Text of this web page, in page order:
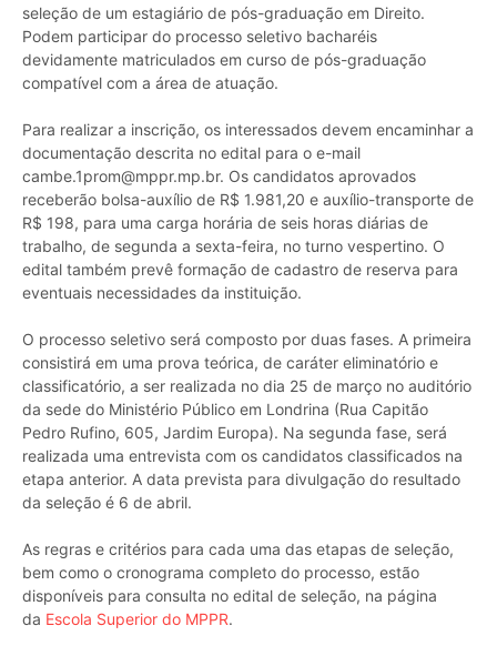
seleção de um estagiário de pós-graduação em Direito.
Podem participar do processo seletivo bacharéis
devidamente matriculados em curso de pós-graduação
compatível com a área de atuação.
Para realizar a inscrição, os interessados devem encaminhar a
documentação descrita no edital para o e-mail
cambe.1prom@mppr.mp.br. Os candidatos aprovados
receberão bolsa-auxílio de R$ 1.981,20 e auxílio-transporte de
R$ 198, para uma carga horária de seis horas diárias de
trabalho, de segunda a sexta-feira, no turno vespertino. O
edital também prevê formação de cadastro de reserva para
eventuais necessidades da instituição.
O processo seletivo será composto por duas fases. A primeira
consistirá em uma prova teórica, de caráter eliminatório e
classificatório, a ser realizada no dia 25 de março no auditório
da sede do Ministério Público em Londrina (Rua Capitão
Pedro Rufino, 605, Jardim Europa). Na segunda fase, será
realizada uma entrevista com os candidatos classificados na
etapa anterior. A data prevista para divulgação do resultado
da seleção é 6 de abril.
As regras e critérios para cada uma das etapas de seleção,
bem como o cronograma completo do processo, estão
disponíveis para consulta no edital de seleção, na página
da Escola Superior do MPPR.